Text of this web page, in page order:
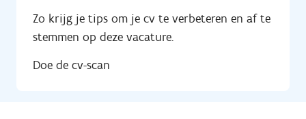
Zo krijg je tips om je cv te verbeteren en af te
stemmen op deze vacature.
Doe de cv-scan